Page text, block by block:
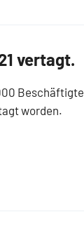
vertagt.
worden.